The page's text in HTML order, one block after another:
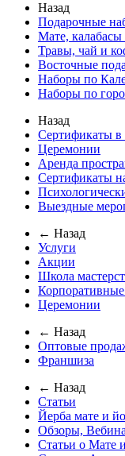
Назад
Подарочные
Мате,
Травы, чай и
Восточные
Наборы по
Наборы по
Назад
Сертификаты в
Церемонии
Аренда
Сертификаты
Выездные
← Назад
Услуги
Акции
Школа
Церемонии
← Назад
Оптовые
Франшиза
← Назад
Статьи
Йерба мате и
Обзоры,
Статьи о Мате